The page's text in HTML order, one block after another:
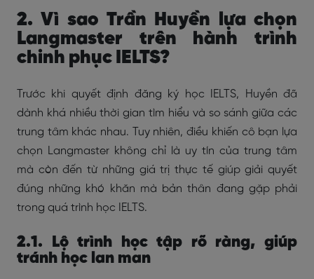
2. Vì sao Trần Huyền lựa chọn
Langmaster trên hành trình
chinh phục IELTS?
Trước khi quyết định đăng ký học IELTS, Huyền đã
dành khá nhiều thời gian tìm hiểu và so sánh giữa các
trung tâm khác nhau. Tuy nhiên, điều khiến cô bạn lựa
chọn Langmaster không chỉ là uy tín của trung tâm
mà còn đến từ những giá trị thực tế giúp giải quyết
đúng những khó khăn mà bản thân đang gặp phải
trong quá trình học IELTS.
2.1. Lộ trình học tập rõ ràng, giúp
tránh học lan man